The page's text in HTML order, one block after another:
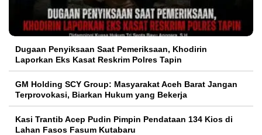
Dugaan Penyiksaan Saat Pemeriksaan, Khodirin
Laporkan Eks Kasat Reskrim Polres Tapin
GM Holding SCY Group: Masyarakat Aceh Barat Jangan
Terprovokasi, Biarkan Hukum yang Bekerja
Kasi Trantib Acep Pudin Pimpin Pendataan 134 Kios di
Lahan Fasos Fasum Kutabaru